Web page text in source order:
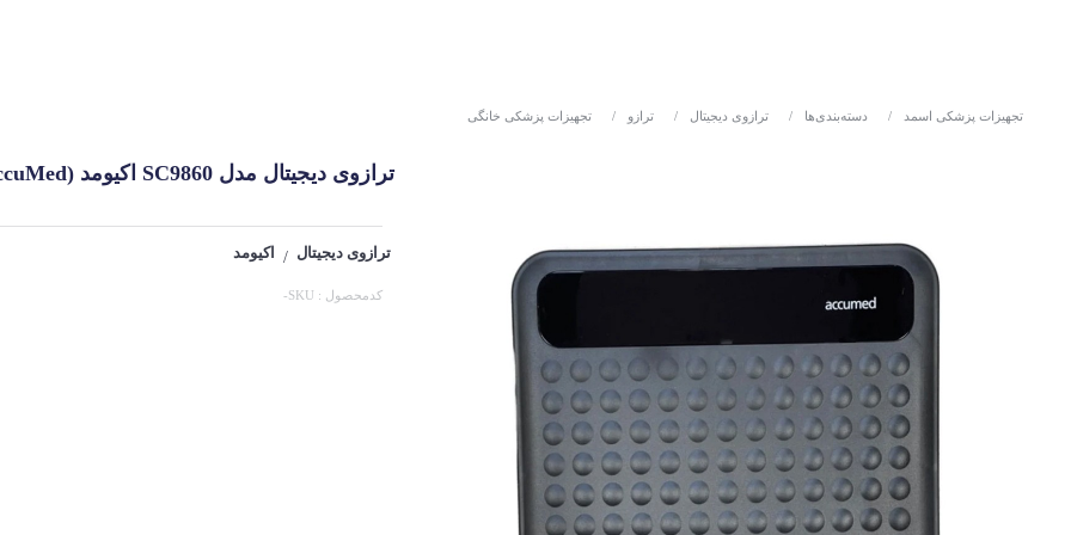
تجهیزات پزشکی اسمد / دسته‌بندی‌ها / ترازوی دیجیتال / ترازو / تجهیزات پزشکی خانگی
ترازوی دیجیتال مدل SC9860 اکیومد (AccuMed)
ترازوی دیجیتال / اکیومد
کدمحصول : SKU-